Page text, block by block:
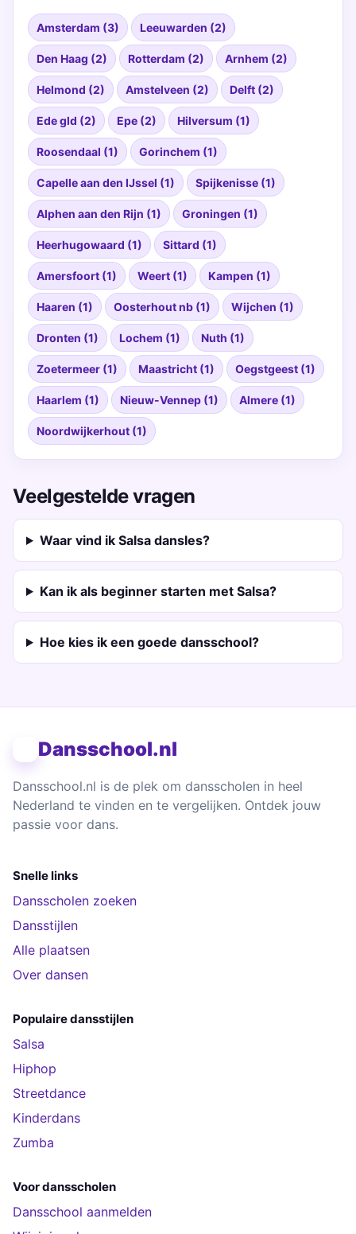
Amsterdam (3) Leeuwarden (2)
Den Haag (2) Rotterdam (2) Arnhem (2)
Helmond (2) Amstelveen (2) Delft (2)
Ede gld (2) Epe (2) Hilversum (1)
Roosendaal (1) Gorinchem (1)
Capelle aan den IJssel (1) Spijkenisse (1)
Alphen aan den Rijn (1) Groningen (1)
Heerhugowaard (1) Sittard (1)
Amersfoort (1) Weert (1) Kampen (1)
Haaren (1) Oosterhout nb (1) Wijchen (1)
Dronten (1) Lochem (1) Nuth (1)
Zoetermeer (1) Maastricht (1) Oegstgeest (1)
Haarlem (1) Nieuw-Vennep (1) Almere (1)
Noordwijkerhout (1)
Veelgestelde vragen
Waar vind ik Salsa dansles?
Kan ik als beginner starten met Salsa?
Hoe kies ik een goede dansschool?
Dansschool.nl
Dansschool.nl is de plek om dansscholen in heel
Nederland te vinden en te vergelijken. Ontdek jouw
passie voor dans.
Snelle links
Dansscholen zoeken
Dansstijlen
Alle plaatsen
Over dansen
Populaire dansstijlen
Salsa
Hiphop
Streetdance
Kinderdans
Zumba
Voor dansscholen
Dansschool aanmelden